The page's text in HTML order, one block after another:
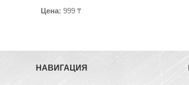
Цена: 999 ₸
НАВИГАЦИЯ